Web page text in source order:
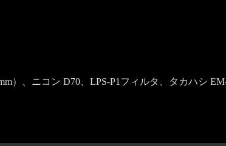
）、ニコン D70、LPS-P1フィルタ、タカハシ